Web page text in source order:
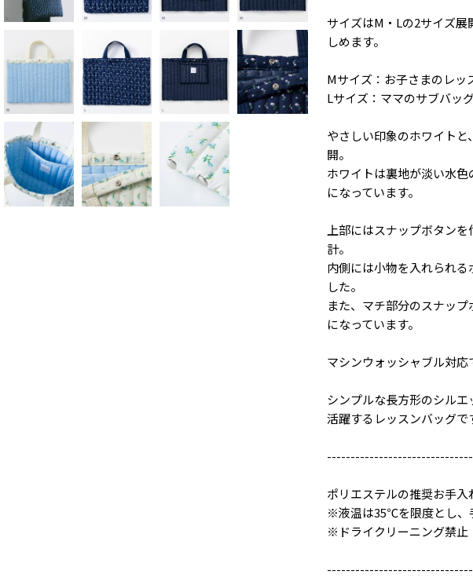
サイズはM・Lの2サイズ
しめます。
Mサイズ：お子さまのレッ
Lサイズ：ママのサブバッ
やさしい印象のホワイト
開。
ホワイトは裏地が淡い水
になっています。
上部にはスナップボタン
計。
内側には小物を入れられ
した。
また、マチ部分のスナッ
になっています。
マシンウォッシャブル対応
シンプルな長方形のシル
活躍するレッスンバッグで
ポリエステルの推奨お手入
※液温は35℃を限度とし、
※ドライクリーニング禁止